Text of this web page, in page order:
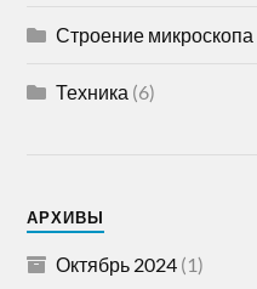
Строение микроскопа
Техника (6)
АРХИВЫ
Октябрь 2024 (1)